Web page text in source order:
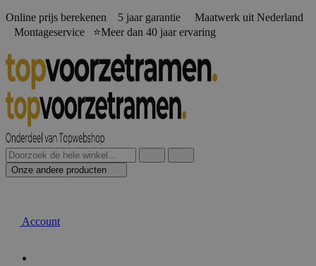
Online prijs berekenen️ 5 jaar garantie Maatwerk uit Nederland
Montageservice ⭐Meer dan 40 jaar ervaring
Onze andere producten
Account